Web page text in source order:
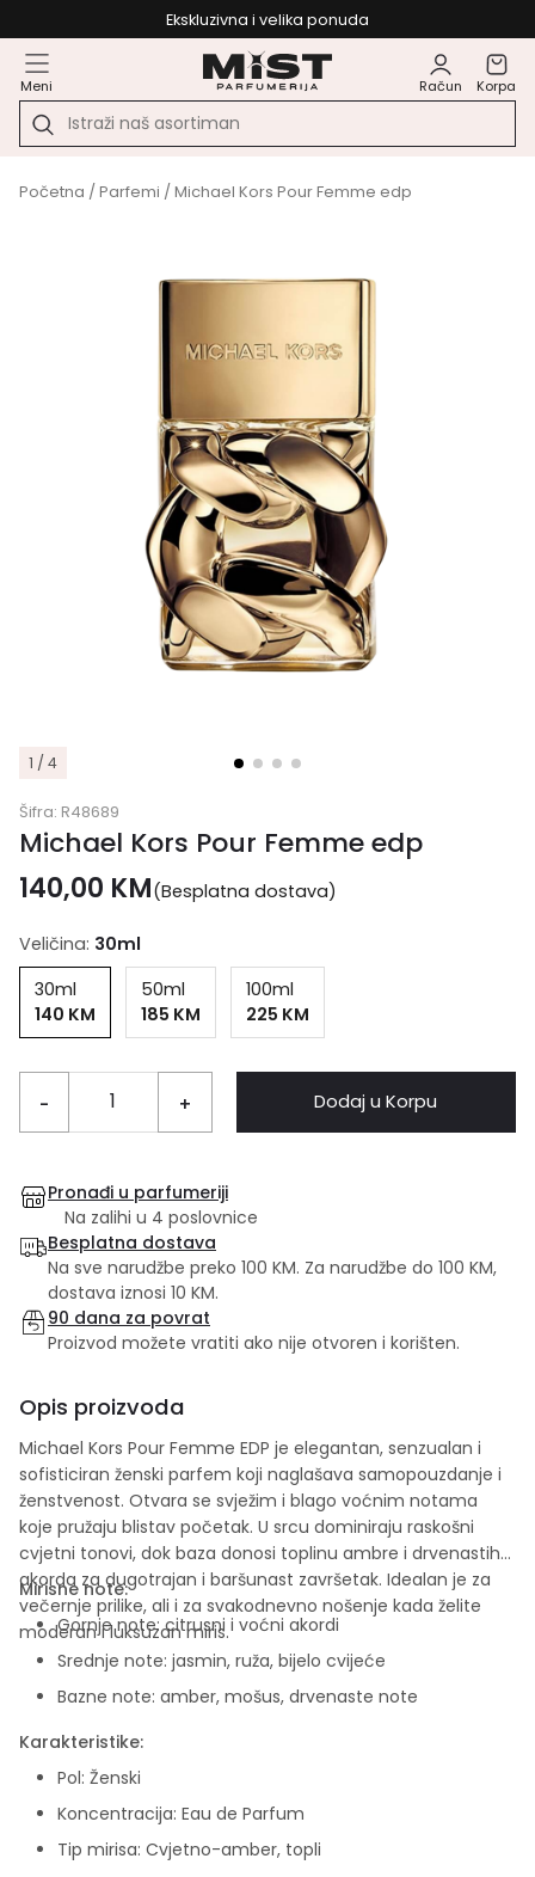
Ekskluzivna i velika ponuda
Meni Račun Korpa
Početna /Parfemi / Michael Kors Pour Femme edp
1 / 4
Šifra: R48689
Michael Kors Pour Femme edp
140,00 KM(Besplatna dostava)
Veličina: 30ml
30ml
140 KM
50ml
185 KM
100ml
225 KM
- + Dodaj u Korpu
Pronađi u parfumeriji
Na zalihi u 4 poslovnice
Besplatna dostava
Na sve narudžbe preko 100 KM. Za narudžbe do 100 KM,
dostava iznosi 10 KM.
90 dana za povrat
Proizvod možete vratiti ako nije otvoren i korišten.
Opis proizvoda
Michael Kors Pour Femme EDP je elegantan, senzualan i
sofisticiran ženski parfem koji naglašava samopouzdanje i
ženstvenost. Otvara se svježim i blago voćnim notama
koje pružaju blistav početak. U srcu dominiraju raskošni
cvjetni tonovi, dok baza donosi toplinu ambre i drvenastih
akorda za dugotrajan i baršunast završetak. Idealan je za
večernje prilike, ali i za svakodnevno nošenje kada želite
moderan i luksuzan miris.
Mirisne note:
Gornje note: citrusni i voćni akordi
Srednje note: jasmin, ruža, bijelo cvijeće
Bazne note: amber, mošus, drvenaste note
Karakteristike:
Pol: Ženski
Koncentracija: Eau de Parfum
Tip mirisa: Cvjetno-amber, topli